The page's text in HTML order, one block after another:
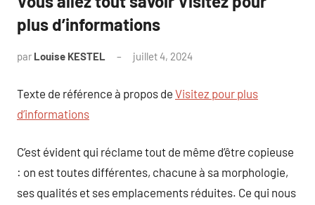
plus d’informations
par Louise KESTEL juillet 4, 2024
Texte de référence à propos de Visitez pour plus
d’informations
C’est évident qui réclame tout de même d’être copieuse
: on est toutes différentes, chacune à sa morphologie,
ses qualités et ses emplacements réduites. Ce qui nous